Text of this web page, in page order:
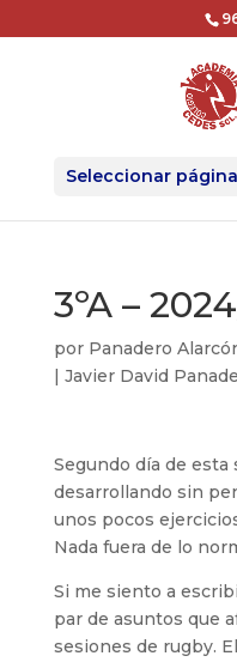
Seleccionar página
3ºA –
por Panadero
| Javier David
Segundo día de esta
desarrollando sin
unos pocos
Nada fuera de lo
Si me siento a
par de asuntos que
sesiones de rugby.